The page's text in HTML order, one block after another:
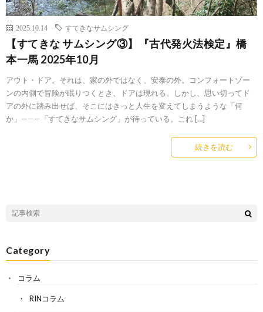
2025.10.14 すてきなサムシング
【すてきな サムシング③】『古代発火法検定』橋
本一馬 2025年10月
アウト・ドア。それは、家の外ではなく、安泰の外。コンフォートゾー
ンの内側で冒険が眠りつくとき、ドアは現れる。しかし、思い切ってド
アの外に踏み出せば、そこにはきっと人生を変えてしまうような「何
か」———「すてきなサムシング」が待っている。これ […]
続きを読む
Category
コラム
RINコラム